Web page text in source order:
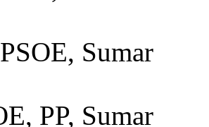
Sumar
PP, Sumar